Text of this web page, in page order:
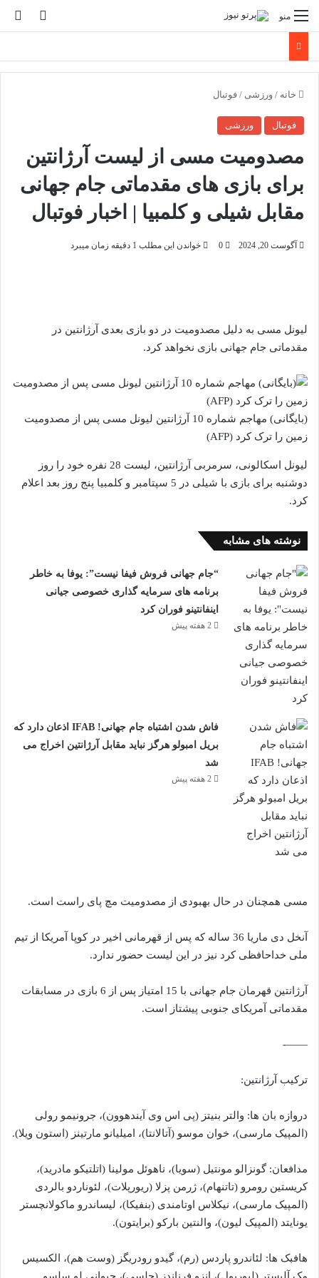
تغییر منو
خانه / ورزشی / فوتبال
فوتبال ورزشی
مصدومیت مسی از لیست آرژانتین
برای بازی های مقدماتی جام جهانی
مقابل شیلی و کلمبیا | اخبار فوتبال
آگوست 20, 2024 0 خواندن این مطلب 1 دقیقه زمان میبرد
لیونل مسی به دلیل مصدومیت در دو بازی بعدی آرژانتین در
مقدماتی جام جهانی بازی نخواهد کرد.
(بایگانی) مهاجم شماره 10 آرژانتین لیونل مسی پس از مصدومیت
زمین را ترک کرد (AFP)
لیونل اسکالونی، سرمربی آرژانتین، لیست 28 نفره خود را روز
دوشنبه برای بازی با شیلی در 5 سپتامبر و کلمبیا پنج روز بعد اعلام
کرد.
نوشته های مشابه
“جام جهانی فروش فیفا نیست”: یوفا به خاطر
برنامه های سرمایه گذاری خصوصی جیانی
اینفانتینو فوران کرد
2 هفته پیش
فاش شدن اشتباه جام جهانی! IFAB اذعان دارد که
بریل امبولو هرگز نباید مقابل آرژانتین اخراج می
شد
2 هفته پیش
مسی همچنان در حال بهبودی از مصدومیت مچ پای راست است.
آنخل دی ماریا 36 ساله که پس از قهرمانی اخیر در کوپا آمریکا از تیم
ملی خداحافظی کرد نیز در این لیست حضور ندارد.
آرژانتین قهرمان جام جهانی با 15 امتیاز پس از 6 بازی در مسابقات
مقدماتی آمریکای جنوبی پیشتاز است.
——-
ترکیب آرژانتین:
دروازه بان ها: والتر بنیتز (پی اس وی آیندهوون)، جرونیمو رولی
(المپیک مارسی)، خوان موسو (آتالانتا)، امیلیانو مارتینز (استون ویلا).
مدافعان: گونزالو مونتیل (سویا)، ناهوئل مولینا (اتلتیکو مادرید)،
کریستین رومرو (تاتنهام)، ژرمن پزلا (ریورپلات)، لئوناردو بالردی
(المپیک مارسی)، نیکلاس اوتامندی (بنفیکا)، لیساندرو ماکولانچستر
یونایتد (المپیک لیون)، والنتین بارکو (برایتون).
هافبک ها: لئاندرو پاردس (رم)، گیدو رودریگز (وست هم)، الکسیس